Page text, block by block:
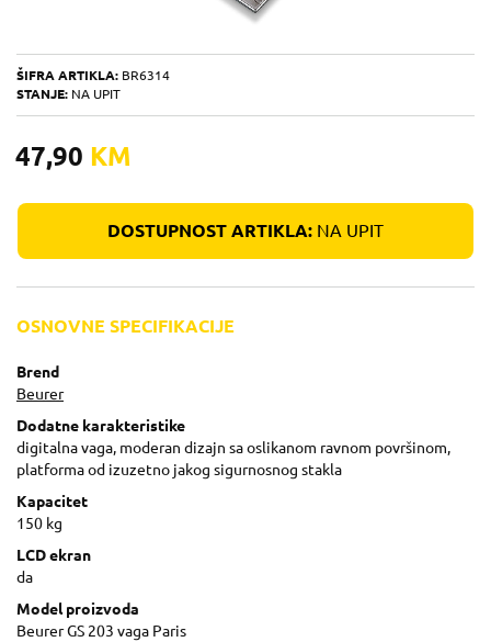
ŠIFRA ARTIKLA: BR6314
STANJE: NA UPIT
47,90 KM
DOSTUPNOST ARTIKLA: NA UPIT
OSNOVNE SPECIFIKACIJE
Brend
Beurer
Dodatne karakteristike
digitalna vaga, moderan dizajn sa oslikanom ravnom površinom,
platforma od izuzetno jakog sigurnosnog stakla
Kapacitet
150 kg
LCD ekran
da
Model proizvoda
Beurer GS 203 vaga Paris